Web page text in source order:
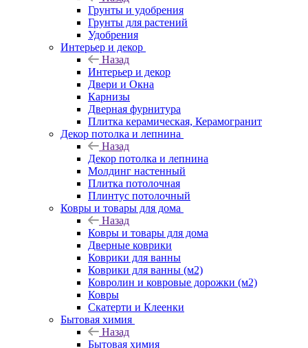
Грунты и удобрения
Грунты для растений
Удобрения
Интерьер и декор
Назад
Интерьер и декор
Двери и Окна
Карнизы
Дверная фурнитура
Плитка керамическая, Керамогранит
Декор потолка и лепнина
Назад
Декор потолка и лепнина
Молдинг настенный
Плитка потолочная
Плинтус потолочный
Ковры и товары для дома
Назад
Ковры и товары для дома
Дверные коврики
Коврики для ванны
Коврики для ванны (м2)
Ковролин и ковровые дорожки (м2)
Ковры
Скатерти и Клеенки
Бытовая химия
Назад
Бытовая химия